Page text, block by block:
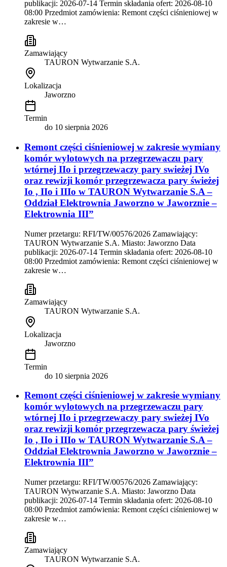
publikacji: 2026-07-14 Termin składania ofert: 2026-08-10
08:00 Przedmiot zamówienia: Remont części ciśnieniowej w
zakresie w…
Zamawiający
TAURON Wytwarzanie S.A.
Lokalizacja
Jaworzno
Termin
do 10 sierpnia 2026
Remont części ciśnieniowej w zakresie wymiany
komór wylotowych na przegrzewaczu pary
wtórnej IIo i przegrzewaczy pary swieżej IVo
oraz rewizji komór przegrzewacza pary świeżej
Io , IIo i IIIo w TAURON Wytwarzanie S.A –
Oddział Elektrownia Jaworzno w Jaworznie –
Elektrownia III”
Numer przetargu: RFI/TW/00576/2026 Zamawiający:
TAURON Wytwarzanie S.A. Miasto: Jaworzno Data
publikacji: 2026-07-14 Termin składania ofert: 2026-08-10
08:00 Przedmiot zamówienia: Remont części ciśnieniowej w
zakresie w…
Zamawiający
TAURON Wytwarzanie S.A.
Lokalizacja
Jaworzno
Termin
do 10 sierpnia 2026
Remont części ciśnieniowej w zakresie wymiany
komór wylotowych na przegrzewaczu pary
wtórnej IIo i przegrzewaczy pary swieżej IVo
oraz rewizji komór przegrzewacza pary świeżej
Io , IIo i IIIo w TAURON Wytwarzanie S.A –
Oddział Elektrownia Jaworzno w Jaworznie –
Elektrownia III”
Numer przetargu: RFI/TW/00576/2026 Zamawiający:
TAURON Wytwarzanie S.A. Miasto: Jaworzno Data
publikacji: 2026-07-14 Termin składania ofert: 2026-08-10
08:00 Przedmiot zamówienia: Remont części ciśnieniowej w
zakresie w…
Zamawiający
TAURON Wytwarzanie S.A.